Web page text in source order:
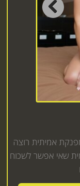
מור בת 23 שלנו מפנקת אמיתית רוצה
שאי אפשר לשכוח